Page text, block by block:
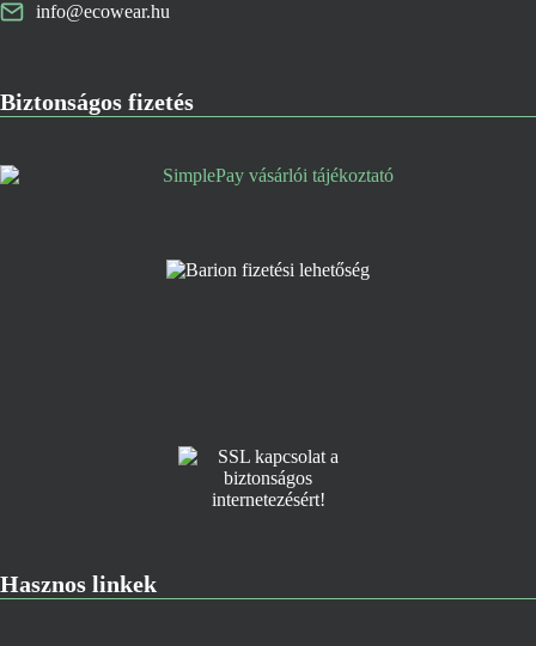
info@ecowear.hu
Biztonságos fizetés
Hasznos linkek